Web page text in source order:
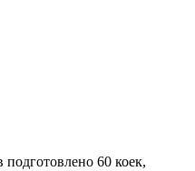
60 коек,